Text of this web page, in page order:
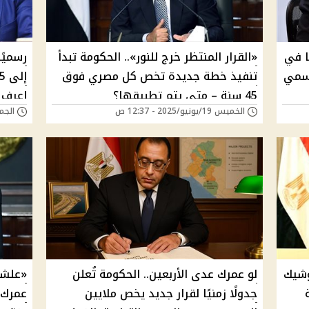
في
«القرار المنتظر خرج للنور».. الحكومة تبدأ
تنفيذ خطة جديدة تخص كل مصري فوق
45 سنة – متى يتم تطبيقها؟
الخميس 19/يونيو/2025 - 12:37 ص الجمعة 06/
وشيك
لو عمرك عدى الأربعين.. الحكومة تُعلن
جدولًا زمنيًا لقرار جديد يخص ملايين